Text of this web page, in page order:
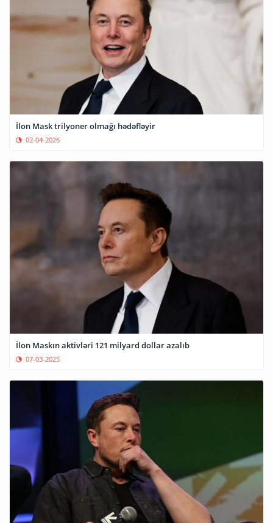
İlon Mask trilyoner olmağı hədəfləyir
02-04-2026
İlon Maskın aktivləri 121 milyard dollar azalıb
07-03-2025